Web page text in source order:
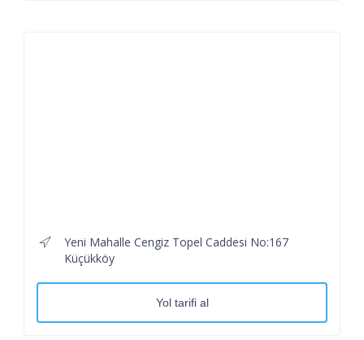
Yeni Mahalle Cengiz Topel Caddesi No:167
Küçükköy
Yol tarifi al